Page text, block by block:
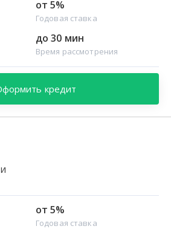
от 5%
Годовая ставка
до 30 мин
Время рассмотрения
кредит
от 5%
Годовая ставка